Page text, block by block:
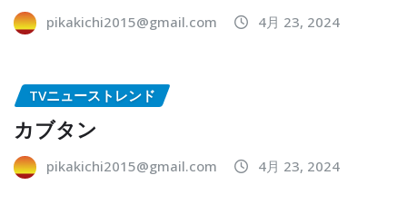
pikakichi2015@gmail.com 4月 23, 2024
TVニューストレンド
カブタン
pikakichi2015@gmail.com 4月 23, 2024